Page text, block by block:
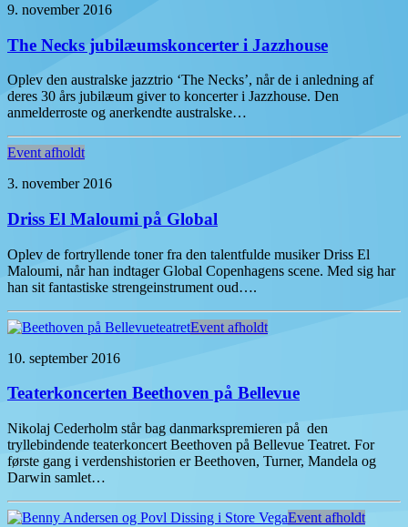
9. november 2016
The Necks jubilæumskoncerter i Jazzhouse
Oplev den australske jazztrio ‘The Necks’, når de i anledning af
deres 30 års jubilæum giver to koncerter i Jazzhouse. Den
anmelderroste og anerkendte australske…
Event afholdt
3. november 2016
Driss El Maloumi på Global
Oplev de fortryllende toner fra den talentfulde musiker Driss El
Maloumi, når han indtager Global Copenhagens scene. Med sig har
han sit fantastiske strengeinstrument oud….
Event afholdt
10. september 2016
Teaterkoncerten Beethoven på Bellevue
Nikolaj Cederholm står bag danmarkspremieren på den
tryllebindende teaterkoncert Beethoven på Bellevue Teatret. For
første gang i verdenshistorien er Beethoven, Turner, Mandela og
Darwin samlet…
Event afholdt